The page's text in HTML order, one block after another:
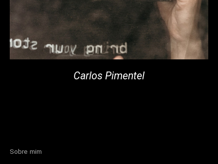
Carlos Pimentel
Sobre mim